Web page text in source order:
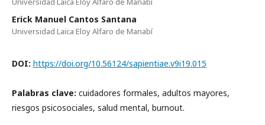
Erick Manuel Cantos Santana
Universidad Laica Eloy Alfaro de Manabí
DOI: https://doi.org/10.56124/sapientiae.v9i19.015
Palabras clave: cuidadores formales, adultos mayores,
riesgos psicosociales, salud mental, burnout.